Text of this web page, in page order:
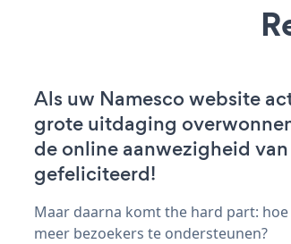
Als uw Namesco website
grote uitdaging
de online aanwezigheid
gefeliciteerd!
Maar daarna komt the hard part:
meer bezoekers te ondersteunen?